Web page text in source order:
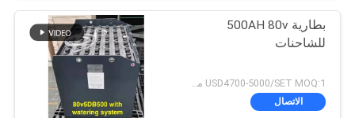
بطارية 500AH 80v
للشاحنات
الاتصال